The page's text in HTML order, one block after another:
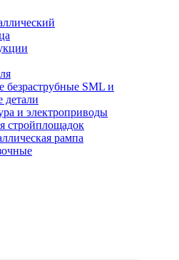
безраструбные SML и
детали
и электроприводы
стройплощадок
рампа